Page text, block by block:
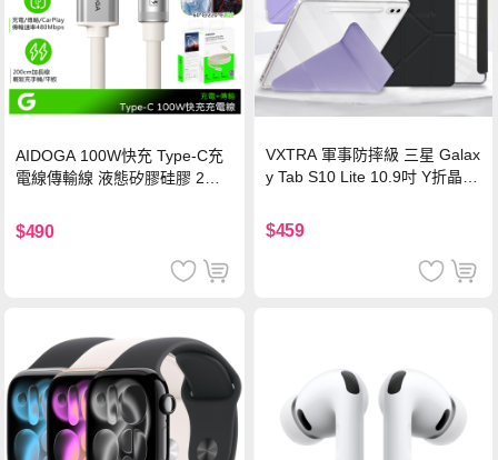
AIDOGA 100W快充 Type-C充
電線傳輸線 液態矽膠硅膠 2M
$490
VXTRA 軍事防摔級 三星 Galax
y Tab S10 Lite 10.9吋 Y折晶透
$459